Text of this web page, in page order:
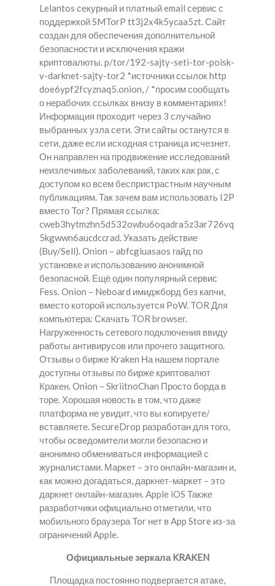
Lelantos секурный и платный email сервис с
поддержкой SMTorP tt3j2x4k5ycaa5zt. Сайт
создан для обеспечения дополнительной
безопасности и исключения кражи
криптовалюты. p/tor/192-sajty-seti-tor-poisk-
v-darknet-sajty-tor2 *источники ссылок http
doe6ypf2fcyznaq5.onion, / *просим сообщать
о нерабочих ссылках внизу в комментариях!
Информация проходит через 3 случайно
выбранных узла сети. Эти сайты останутся в
сети, даже если исходная страница исчезнет.
Он направлен на продвижение исследований
неизлечимых заболеваний, таких как рак, с
доступом ко всем беспристрастным научным
публикациям. Так зачем вам использовать I2P
вместо Tor? Прямая ссылка:
cweb3hytmzhn5d532owbu6oqadra5z3ar726vq
5kgwwn6aucdccrad. Указать действие
(Buy/Sell). Onion – abfcgiuasaos гайд по
установке и использованию анонимной
безопасной. Ещё один популярный сервис
Fess. Onion – Neboard имиджборд без капчи,
вместо которой используется PoW. TOR Для
компьютера: Скачать TOR browser.
Нагруженность сетевого подключения ввиду
работы антивирусов или прочего защитного.
Отзывы о бирже Kraken На нашем портале
доступны отзывы по бирже криптовалют
Кракен. Onion – SkriitnoChan Просто борда в
торе. Хорошая новость в том, что даже
платформа не увидит, что вы копируете/
вставляете. SecureDrop разработан для того,
чтобы осведомители могли безопасно и
анонимно обмениваться информацией с
журналистами. Маркет – это онлайн-магазин и,
как можно догадаться, даркнет-маркет – это
даркнет онлайн-магазин. Apple iOS Также
разработчики официально отметили, что
мобильного браузера Tor нет в App Store из-за
ограничений Apple.
Официальные зеркала KRAKEN
Площадка постоянно подвергается атаке,